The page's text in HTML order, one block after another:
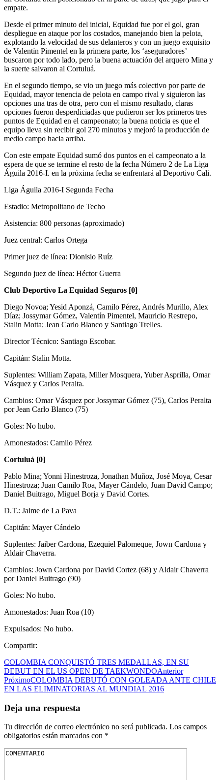
empate.
Desde el primer minuto del inicial, Equidad fue por el gol, gran
despliegue en ataque por los costados, manejando bien la pelota,
explotando la velocidad de sus delanteros y con un juego exquisito
de Valentín Pimentel en la primera parte, los ‘aseguradores’
buscaron por todo lado, pero la buena actuación del arquero Mina y
la suerte salvaron al Cortuluá.
En el segundo tiempo, se vio un juego más colectivo por parte de
Equidad, mayor tenencia de pelota en campo rival y siguieron las
opciones una tras de otra, pero con el mismo resultado, claras
opciones fueron desperdiciadas que pudieron ser los primeros tres
puntos de Equidad en el campeonato; la buena noticia es que el
equipo lleva sin recibir gol 270 minutos y mejoró la producción de
medio campo hacia arriba.
Con este empate Equidad sumó dos puntos en el campeonato a la
espera de que se termine el resto de la fecha Número 2 de La Liga
Águila 2016-I. en la próxima fecha se enfrentará al Deportivo Cali.
Liga Águila 2016-I Segunda Fecha
Estadio: Metropolitano de Techo
Asistencia: 800 personas (aproximado)
Juez central: Carlos Ortega
Primer juez de línea: Dionisio Ruíz
Segundo juez de línea: Héctor Guerra
Club Deportivo La Equidad Seguros [0]
Diego Novoa; Yesid Aponzá, Camilo Pérez, Andrés Murillo, Alex
Díaz; Jossymar Gómez, Valentín Pimentel, Mauricio Restrepo,
Stalin Motta; Jean Carlo Blanco y Santiago Trelles.
Director Técnico: Santiago Escobar.
Capitán: Stalin Motta.
Suplentes: William Zapata, Miller Mosquera, Yuber Asprilla, Omar
Vásquez y Carlos Peralta.
Cambios: Omar Vásquez por Jossymar Gómez (75), Carlos Peralta
por Jean Carlo Blanco (75)
Goles: No hubo.
Amonestados: Camilo Pérez
Cortuluá [0]
Pablo Mina; Yonni Hinestroza, Jonathan Muñoz, José Moya, Cesar
Hinestroza; Juan Camilo Roa, Mayer Cándelo, Juan David Campo;
Daniel Buitrago, Miguel Borja y David Cortes.
D.T.: Jaime de La Pava
Capitán: Mayer Cándelo
Suplentes: Jaiber Cardona, Ezequiel Palomeque, Jown Cardona y
Aldair Chaverra.
Cambios: Jown Cardona por David Cortez (68) y Aldair Chaverra
por Daniel Buitrago (90)
Goles: No hubo.
Amonestados: Juan Roa (10)
Expulsados: No hubo.
Compartir:
COLOMBIA CONQUISTÓ TRES MEDALLAS, EN SU
DEBUT EN EL US OPEN DE TAEKWONDOAnterior
PróximoCOLOMBIA DEBUTÓ CON GOLEADA ANTE CHILE
EN LAS ELIMINATORIAS AL MUNDIAL 2016
Deja una respuesta
Tu dirección de correo electrónico no será publicada. Los campos
obligatorios están marcados con *